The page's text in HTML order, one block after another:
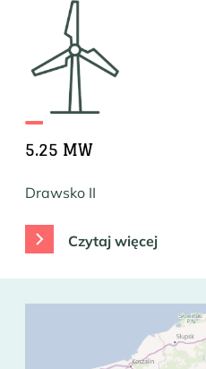
5.25 MW
Drawsko II
Czytaj więcej